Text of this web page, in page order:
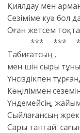
Қиялдау мен
Сезіміме куә бол
Оған жетсем
*** ***
Табиғатсың ,
мен үшін сыры
Үнсіздікпен
Көңіліммен
Үндемейсің,
Сыйлағансың
Сары таптай